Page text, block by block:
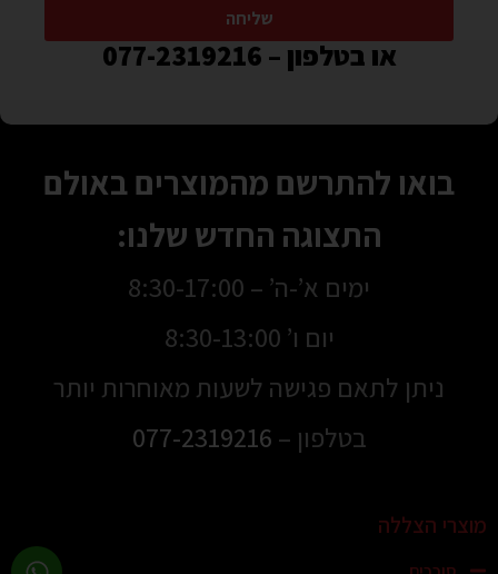
בואו להתרשם מהמוצרים באולם
התצוגה החדש שלנו:
ימים א’-ה’ – 8:30-17:00
יום ו’ 8:30-13:00
ניתן לתאם פגישה לשעות מאוחרות יותר
בטלפון – 077-2319216
שליחה
או בטלפון – 077-2319216
מוצרי הצללה